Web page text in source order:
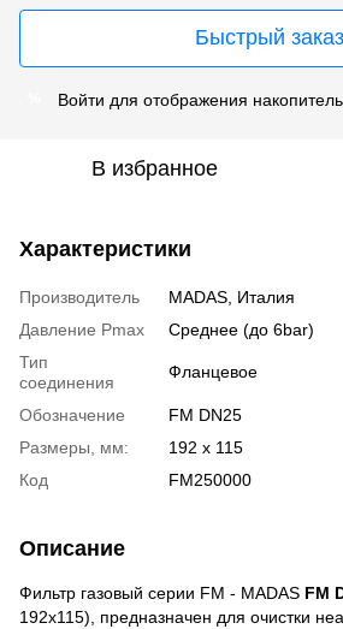
Быстрый заказ
Войти для отображения
В избранное
Характеристики
Производитель
MADAS, Италия
Давление Pmax
Среднее (до 6bar)
Тип
соединения
Фланцевое
Обозначение
FM DN25
Размеры, мм:
192 х 115
Код
FM250000
Описание
Фильтр газовый серии FМ - MADAS FM
192x115), предназначен для очистки